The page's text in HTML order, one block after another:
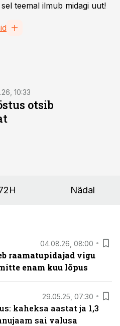
teemal ilmub midagi uut!
10:33
otsib
Nädal
04.08.26, 08:00
raamatupidajad vigu
enam kuu lõpus
29.05.25, 07:30
kaheksa aastat ja 1,3
sai valusa